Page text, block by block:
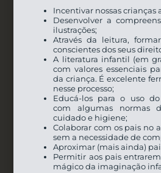
AVOOU : EU TAVA LÁ–
CONFIRA O LIVRO »
Incentivar nossas crianças
Desenvolver a
ilustrações;
Através da leitura,
conscientes dos seus
A literatura infantil (em
com valores essenciais
da criança. É excelente
nesse processo;
Educá-los para o uso
com algumas normas
cuidado e higiene;
Colaborar com os pais no
sem a necessidade de
Aproximar (mais ainda)
Permitir aos pais
mágico da imaginação